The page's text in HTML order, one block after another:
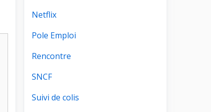
Netflix
Pole Emploi
Rencontre
SNCF
Suivi de colis